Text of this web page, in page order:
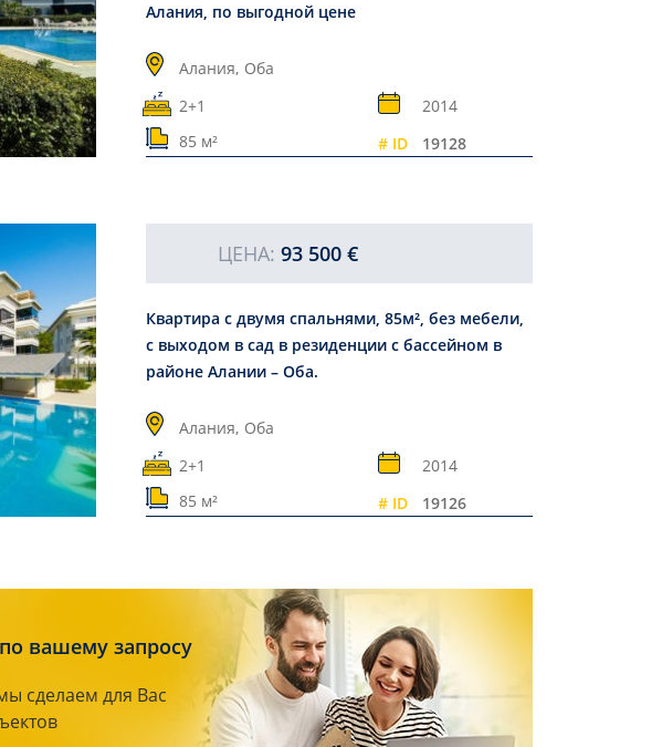
Алания, по выгодной цене
Алания, Оба
2+1
2014
85 м²
# ID 19128
ЦЕНА: 93 500 €
Квартира с двумя спальнями, 85м², без мебели,
с выходом в сад в резиденции с бассейном в
районе Алании – Оба.
Алания, Оба
2+1
2014
85 м²
# ID 19126
вашему запросу
сделаем для Вас